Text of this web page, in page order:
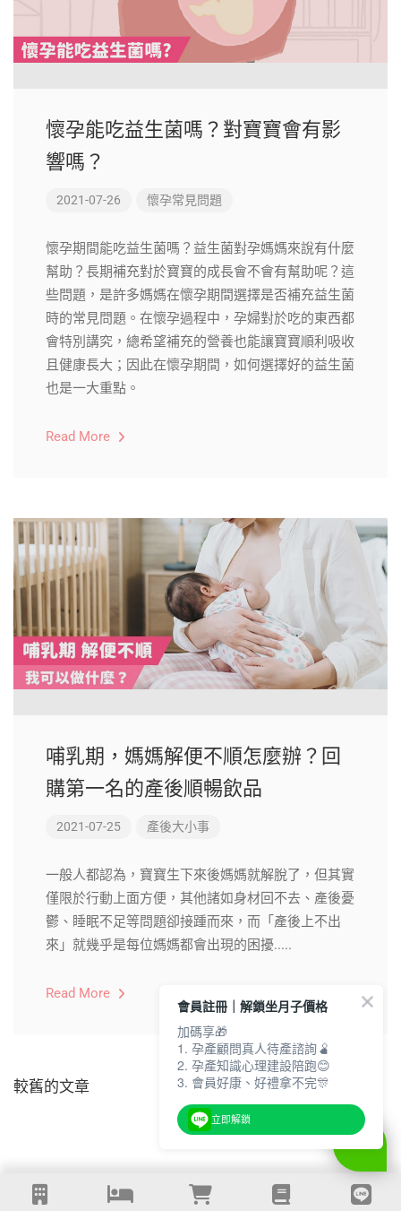
懷孕能吃益生菌嗎？對寶寶會有影
響嗎？
2021-07-26 懷孕常見問題
懷孕期間能吃益生菌嗎？益生菌對孕媽媽來說有什麼
幫助？長期補充對於寶寶的成長會不會有幫助呢？這
些問題，是許多媽媽在懷孕期間選擇是否補充益生菌
時的常見問題。在懷孕過程中，孕婦對於吃的東西都
會特別講究，總希望補充的營養也能讓寶寶順利吸收
且健康長大；因此在懷孕期間，如何選擇好的益生菌
也是一大重點。
Read More
哺乳期，媽媽解便不順怎麼辦？回
購第一名的產後順暢飲品
2021-07-25 產後大小事
一般人都認為，寶寶生下來後媽媽就解脫了，但其實
僅限於行動上面方便，其他諸如身材回不去、產後憂
鬱、睡眠不足等問題卻接踵而來，而「產後上不出
來」就幾乎是每位媽媽都會出現的困擾.....
Read More
較舊的文章
會員註冊｜解鎖坐月子價格
加碼享🎁
1. 孕產顧問真人待產諮詢🫄
2. 孕產知識心理建設陪跑😊
3. 會員好康、好禮拿不完🎊
立即解鎖